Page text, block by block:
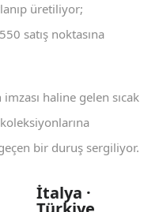
üretiliyor;
satış noktasına
haline gelen sıcak
bir duruş sergiliyor.
İtalya ·